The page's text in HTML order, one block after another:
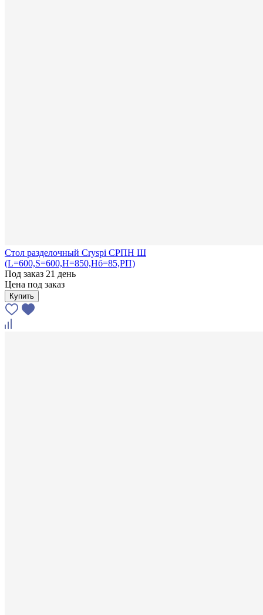
Стол разделочный Cryspi СРПН Ш
(L=600,S=600,H=850,Hб=85,РП)
Под заказ 21 день
Цена под заказ
Купить